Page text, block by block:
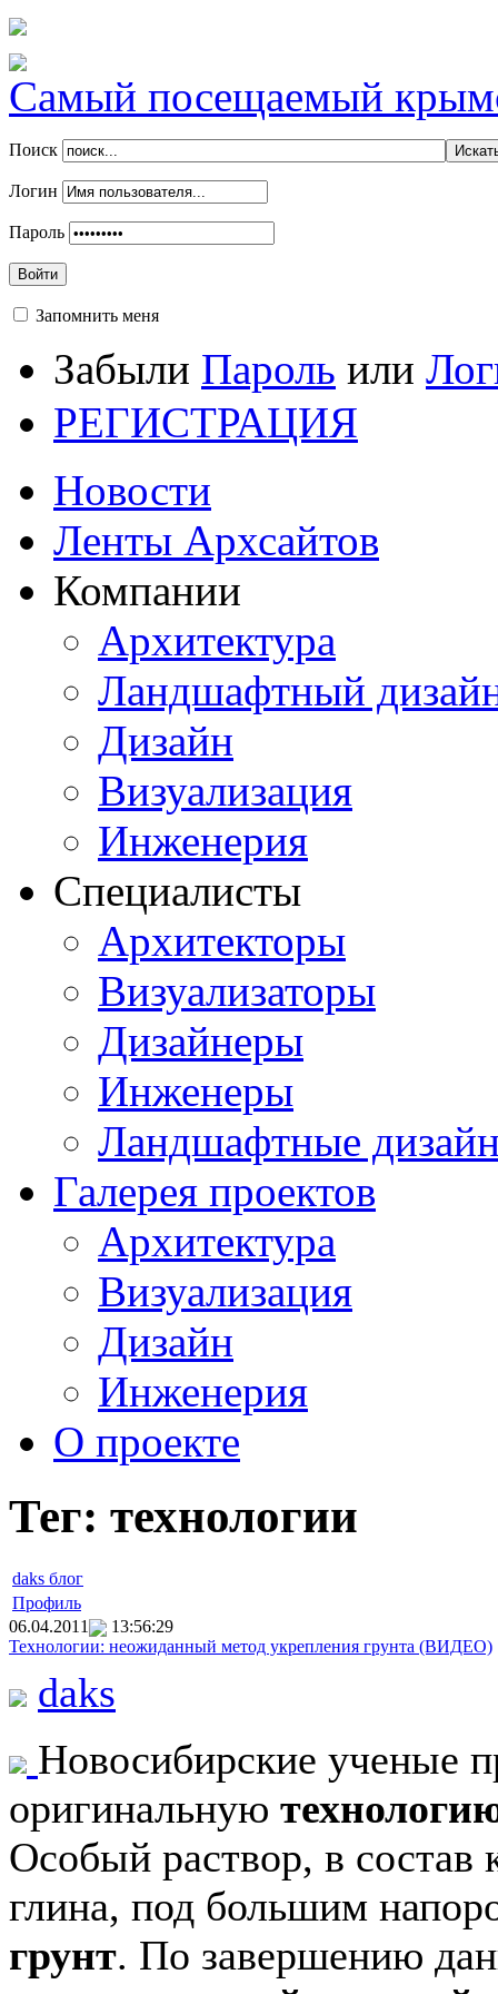
Самый посещаемый
Поиск
Логин
Пароль
Войти
Запомнить меня
Забыли Пароль или
РЕГИСТРАЦИЯ
Новости
Ленты Архсайтов
Компании
Архитектура
Ландшафтный
Дизайн
Визуализация
Инженерия
Специалисты
Архитекторы
Визуализаторы
Дизайнеры
Инженеры
Ландшафтные
Галерея проектов
Архитектура
Визуализация
Дизайн
Инженерия
О проекте
Тег: технологии
daks блог
Профиль
06.04.2011
13:56:29
Технологии: неожиданный метод укрепления грунта (ВИДЕО)
daks
Новосибирские ученые
оригинальную
Особый раствор, в состав
глина, под большим
грунт. По завершению